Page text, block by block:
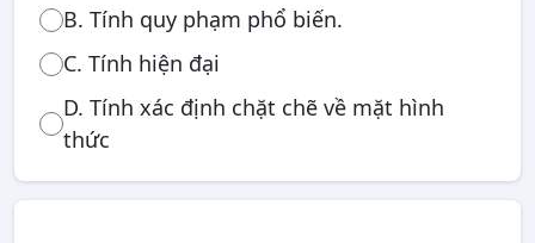
B. Tính quy phạm phổ biến.
C. Tính hiện đại
D. Tính xác định chặt chẽ về mặt hình
thức